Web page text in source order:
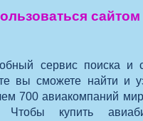
сайтом
сервис поиска и
вы сможете найти и
700 авиакомпаний
Чтобы купить